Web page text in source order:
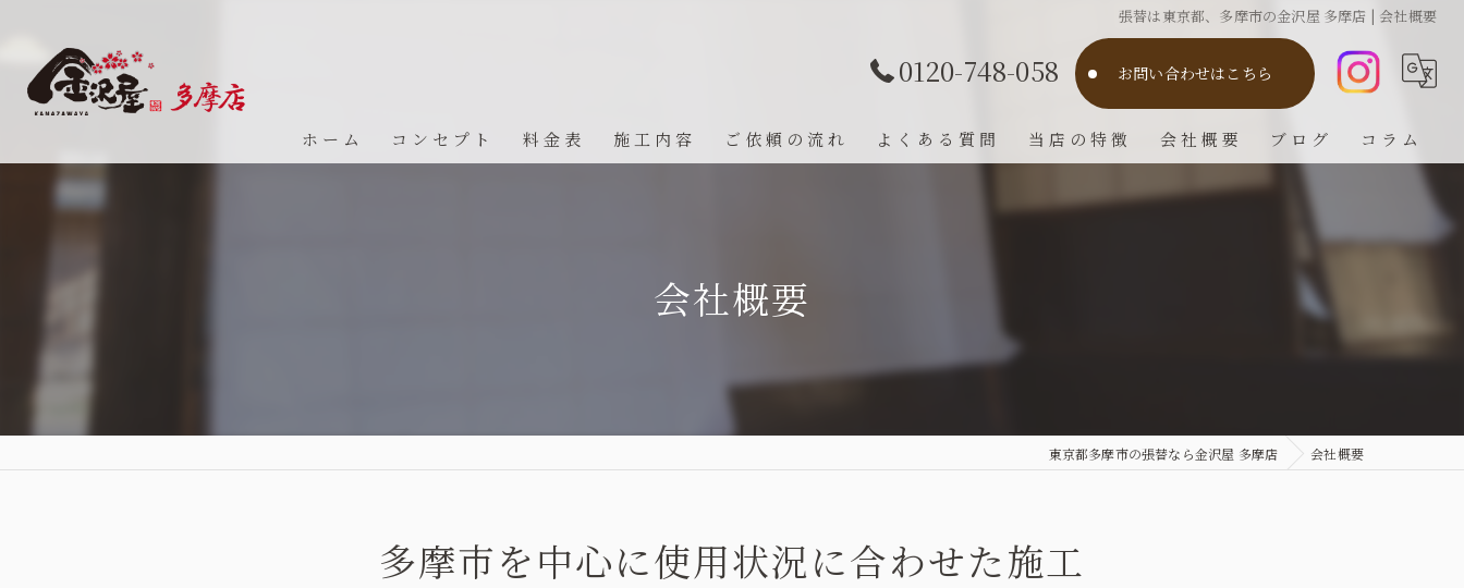
張替は東京都、多摩市の金沢屋 多摩店 | 会社概要
0120-748-058 お問い合わせはこちら
ホーム コンセプト 料金表 施工内容 ご依頼の流れ よくある質問 当店の特徴
障子
会社概要 ブログ コラム
会社概要
東京都多摩市の張替なら金沢屋 多摩店 会社概要
多摩市を中心に使用状況に合わせた施工